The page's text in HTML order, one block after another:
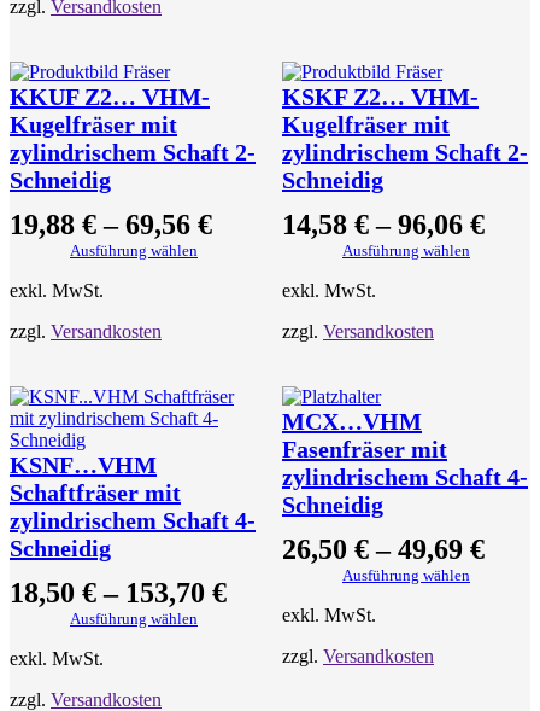
r
t
zzgl. Versandkosten
KKUF Z2… VHM-
Kugelfräser mit
zylindrischem Schaft 2-
Schneidig
19,88 €–69,56 €
Ausführung wählen
exkl. MwSt.
zzgl. Versandkosten
KSKF Z2… VHM-
Kugelfräser mit
zylindrischem Schaft 2-
Schneidig
14,58 €–96,06 €
Ausführung wählen
exkl. MwSt.
zzgl. Versandkosten
KSNF…VHM
Schaftfräser mit
zylindrischem Schaft 4-
Schneidig
18,50 €– 153,70 €
Ausführung wählen
exkl. MwSt.
zzgl. Versandkosten
MCX…VHM
Fasenfräser mit
zylindrischem Schaft 4-
Schneidig
26,50 €–49,69 €
Ausführung wählen
exkl. MwSt.
zzgl. Versandkosten